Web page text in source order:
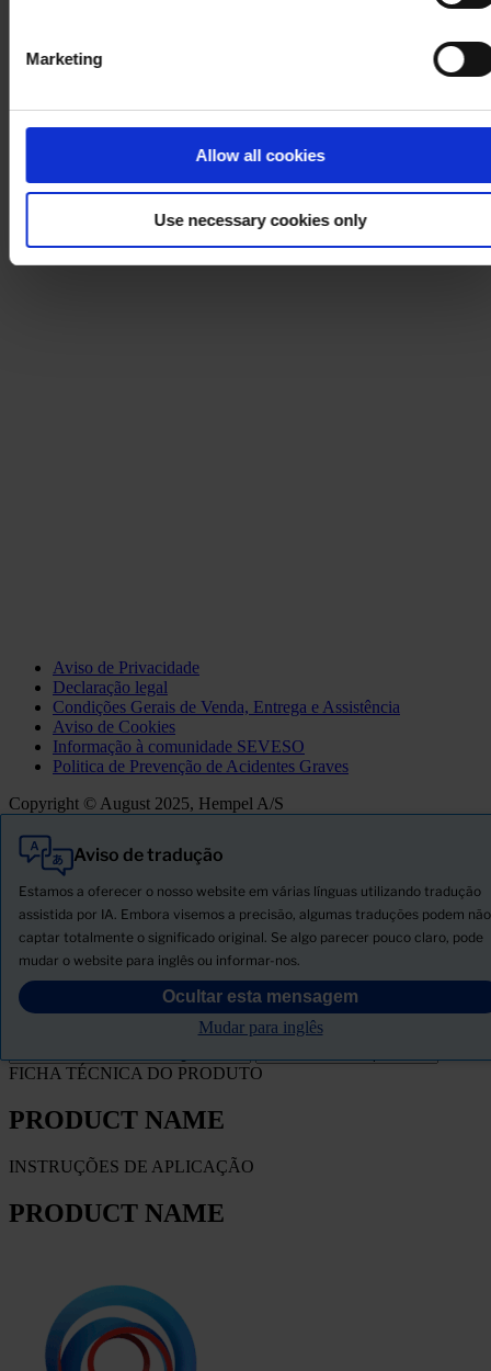
Marketing
Allow all cookies
Use necessary cookies only
Aviso de Privacidade
Declaração legal
Condições Gerais de Venda, Entrega e Assistência
Aviso de Cookies
Informação à comunidade SEVESO
Politica de Prevenção de Acidentes Graves
Copyright © August 2025, Hempel A/S
Aviso de tradução
Estamos a oferecer o nosso website em várias línguas utilizando tradução
assistida por IA. Embora visemos a precisão, algumas traduções podem não
captar totalmente o significado original. Se algo parecer pouco claro, pode
mudar o website para inglês ou informar-nos.
Ocultar esta mensagem
Mudar para inglês
Tudo
Produtos
Descarregar ficha de segurança
PRODUCT NAME
FICHA TÉCNICA DO PRODUTO
PRODUCT NAME
INSTRUÇÕES DE APLICAÇÃO
PRODUCT NAME